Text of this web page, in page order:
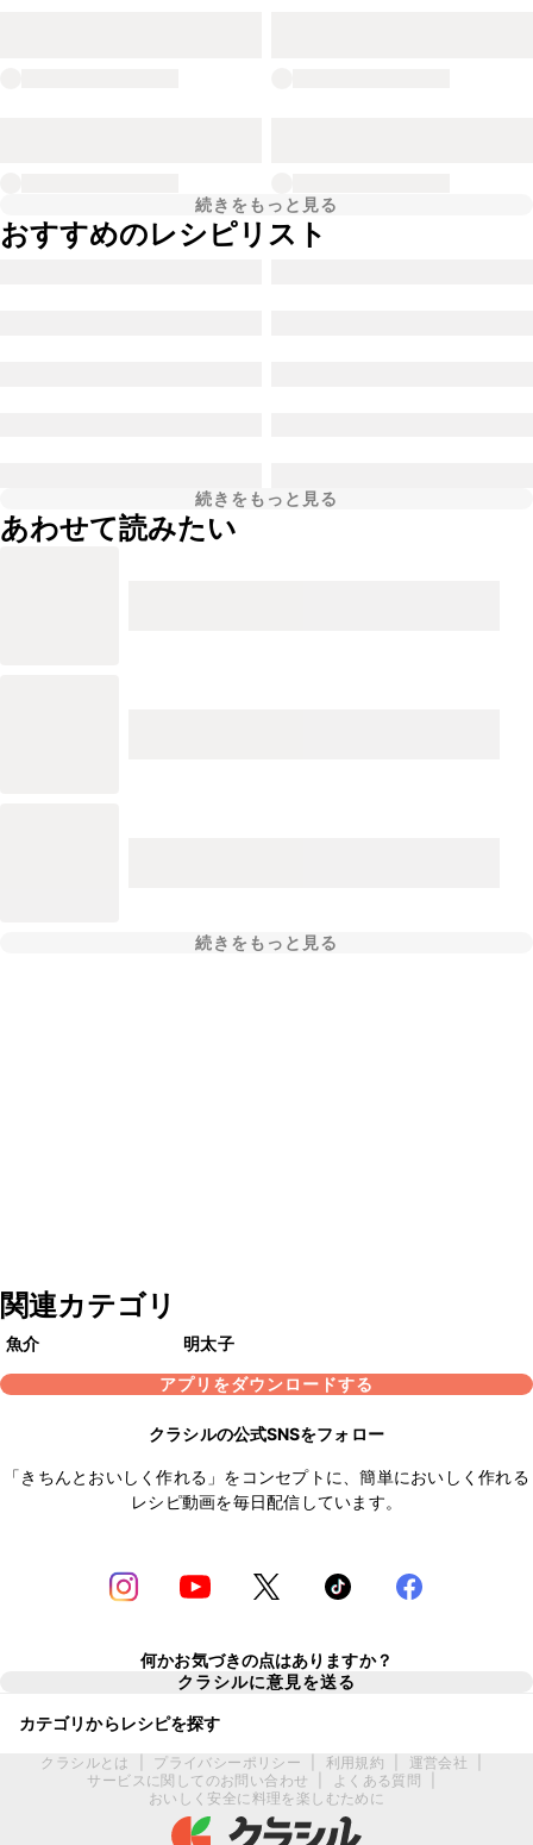
続きをもっと見る
おすすめのレシピリスト
続きをもっと見る
あわせて読みたい
続きをもっと見る
関連カテゴリ
魚介
明太子
アプリをダウンロードする
クラシルの公式SNSをフォロー
「きちんとおいしく作れる」をコンセプトに、簡単においしく作れる
レシピ動画を毎日配信しています。
何かお気づきの点はありますか？
クラシルに意見を送る
カテゴリからレシピを探す
クラシルとは プライバシーポリシー 利用規約 運営会社
サービスに関してのお問い合わせ
よくある質問
おいしく安全に料理を楽しむために